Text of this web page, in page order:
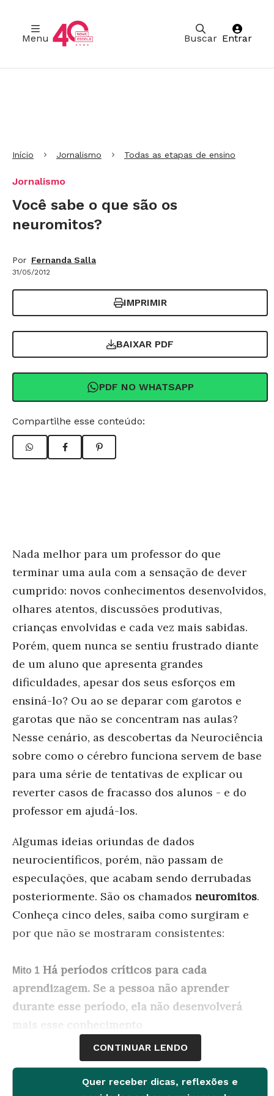
Buscar
Menu Entrar
Início Jornalismo Todas as etapas de ensino
Jornalismo
Você sabe o que são os
neuromitos?
Por Fernanda Salla
31/05/2012
IMPRIMIR
BAIXAR PDF
PDF NO WHATSAPP
Compartilhe esse conteúdo:
Nada melhor para um professor do que
terminar uma aula com a sensação de dever
cumprido: novos conhecimentos desenvolvidos,
olhares atentos, discussões produtivas,
crianças envolvidas e cada vez mais sabidas.
Porém, quem nunca se sentiu frustrado diante
de um aluno que apresenta grandes
dificuldades, apesar dos seus esforços em
ensiná-lo? Ou ao se deparar com garotos e
garotas que não se concentram nas aulas?
Nesse cenário, as descobertas da Neurociência
sobre como o cérebro funciona servem de base
para uma série de tentativas de explicar ou
reverter casos de fracasso dos alunos - e do
professor em ajudá-los.
Algumas ideias oriundas de dados
neurocientíficos, porém, não passam de
especulações, que acabam sendo derrubadas
posteriormente. São os chamados neuromitos.
Conheça cinco deles, saiba como surgiram e
por que não se mostraram consistentes:
Mito 1 Há períodos críticos para cada
aprendizagem. Se a pessoa não aprender
durante esse período, ela não desenvolverá
mais esse conhecimento
Embasamento:O conceito de períodos críticos
provém de experimentos comportamentais
CONTINUAR LENDO
Quer receber dicas, reflexões e